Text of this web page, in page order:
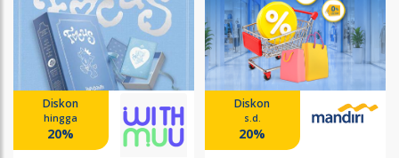
Diskon
hingga
20%
Diskon
s.d.
20%